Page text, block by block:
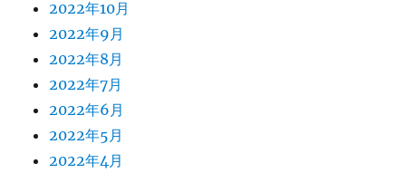
2022年10月
2022年9月
2022年8月
2022年7月
2022年6月
2022年5月
2022年4月